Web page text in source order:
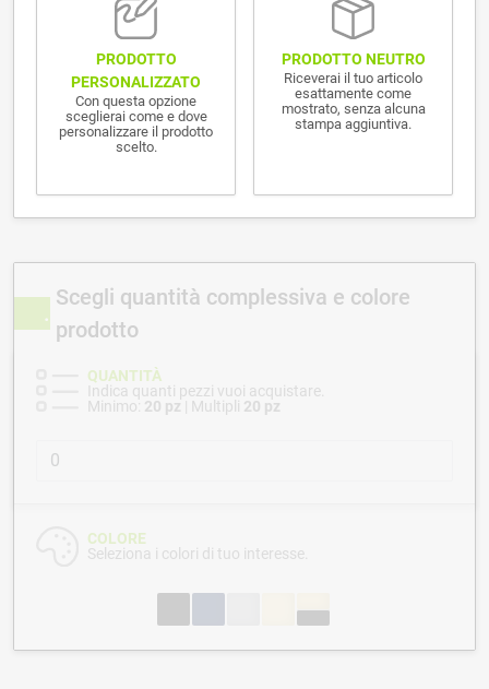
PRODOTTO
PERSONALIZZATO
Con questa opzione
sceglierai come e dove
personalizzare il prodotto
scelto.
PRODOTTO NEUTRO
Riceverai il tuo articolo
esattamente come
mostrato, senza alcuna
stampa aggiuntiva.
Scegli quantità complessiva e colore
prodotto
QUANTITÀ
Indica quanti pezzi vuoi acquistare.
Minimo: 20 pz | Multipli 20 pz
COLORE
Seleziona i colori di tuo interesse.